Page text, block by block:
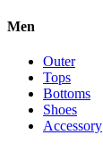
Men
Outer
Tops
Bottoms
Shoes
Accessory